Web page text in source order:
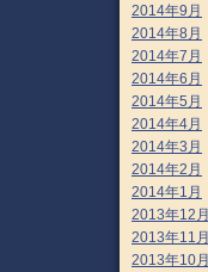
2014年9月
2014年8月
2014年7月
2014年6月
2014年5月
2014年4月
2014年3月
2014年2月
2014年1月
2013年12月
2013年11月
2013年10月